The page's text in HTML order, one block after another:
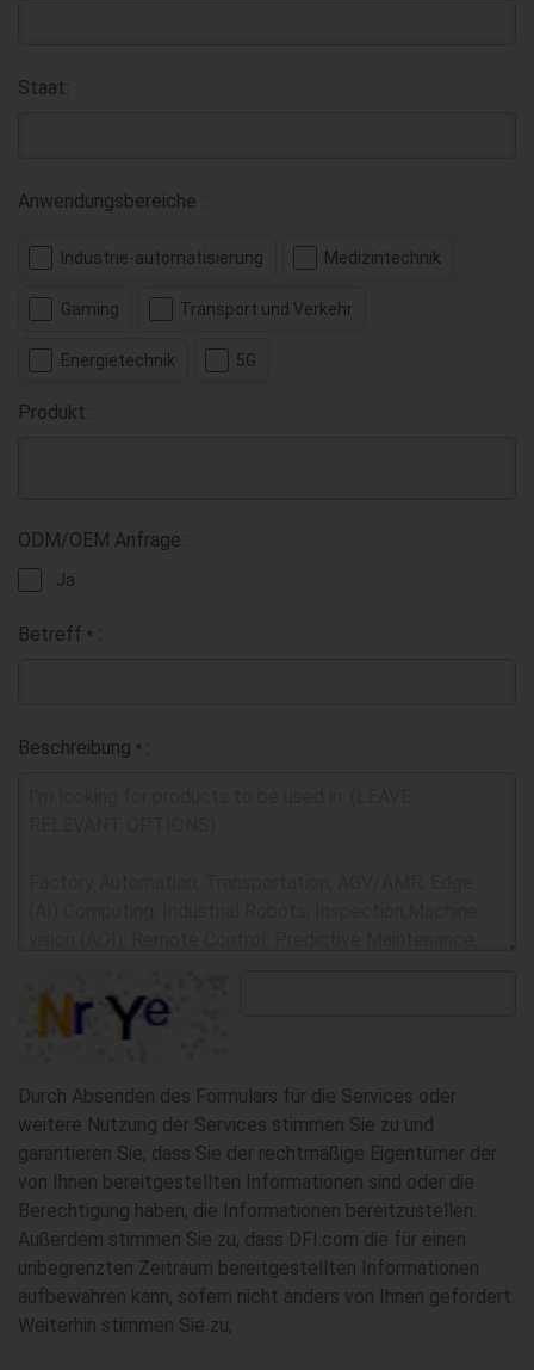
Staat:
Anwendungsbereiche :
Industrie-automatisierung Medizintechnik
Gaming Transport und Verkehr
Energietechnik 5G
Produkt :
ODM/OEM Anfrage :
Ja
Betreff * :
Beschreibung * :
Durch Absenden des Formulars für die Services oder
weitere Nutzung der Services stimmen Sie zu und
garantieren Sie, dass Sie der rechtmäßige Eigentümer der
von Ihnen bereitgestellten Informationen sind oder die
Berechtigung haben, die Informationen bereitzustellen.
Außerdem stimmen Sie zu, dass DFI.com die für einen
unbegrenzten Zeitraum bereitgestellten Informationen
aufbewahren kann, sofern nicht anders von Ihnen gefordert.
Weiterhin stimmen Sie zu,